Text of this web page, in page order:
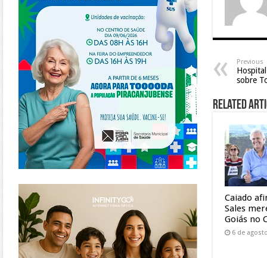
Previous
sobre
Related
Caiado
Sales
Goiás no
6 de
https://www.infinitygo.com.br/